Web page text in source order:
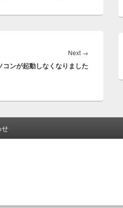
Next →
コンが起動しなくなりました